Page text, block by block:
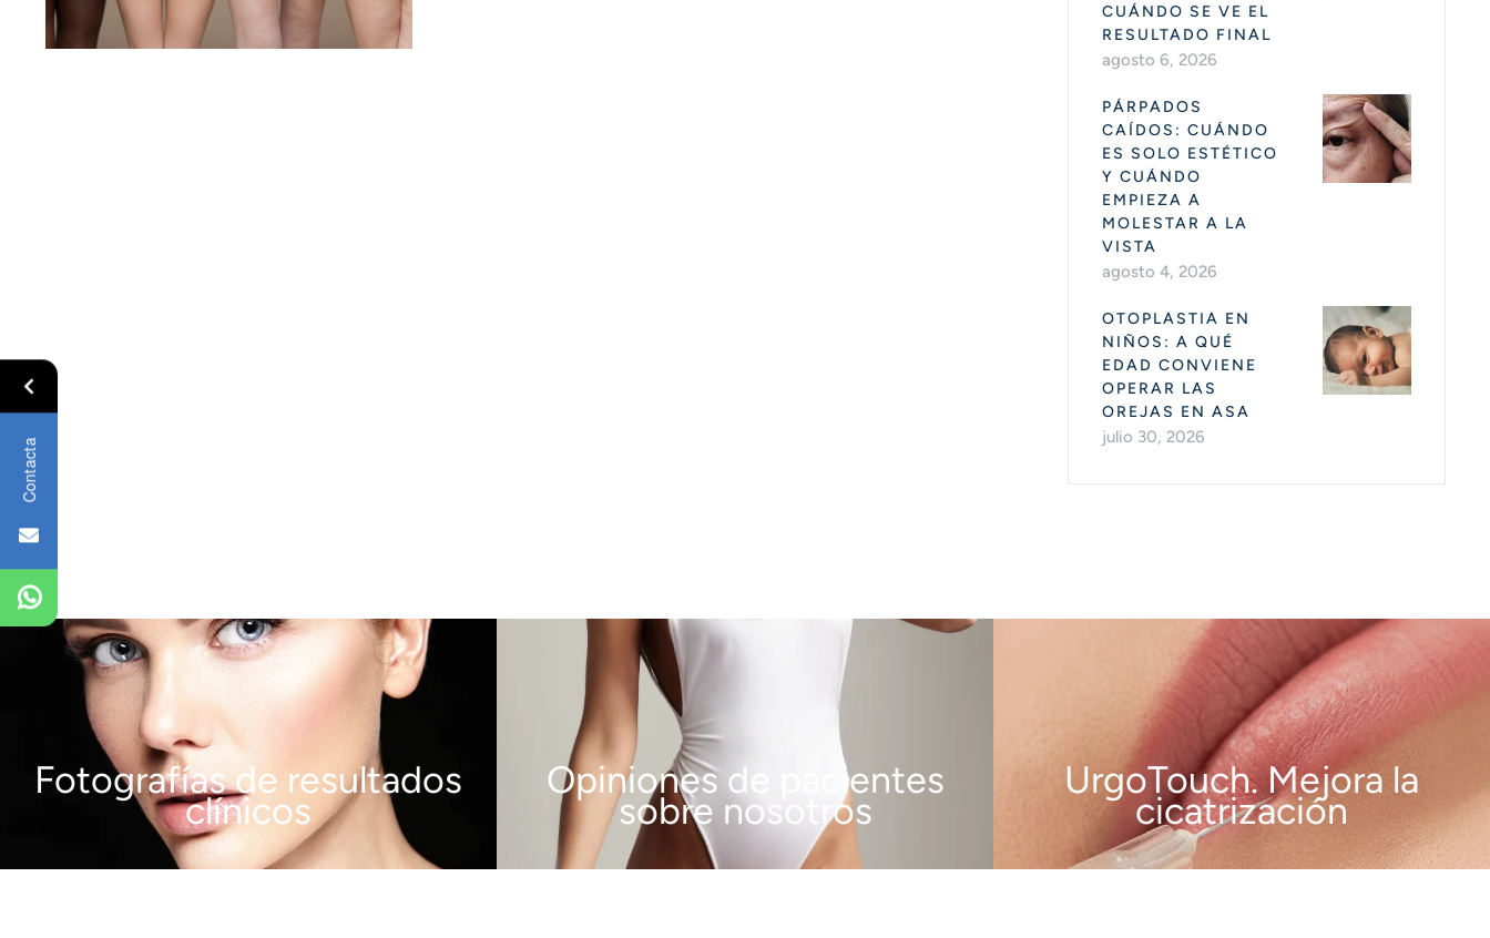
CUÁNDO SE VE EL
RESULTADO FINAL
agosto 6, 2026
PÁRPADOS
CAÍDOS: CUÁNDO
ES SOLO ESTÉTICO
Y CUÁNDO
EMPIEZA A
MOLESTAR A LA
VISTA
agosto 4, 2026
OTOPLASTIA EN
NIÑOS: A QUÉ
EDAD CONVIENE
OPERAR LAS
OREJAS EN ASA
julio 30, 2026
Contacta
Fotografías de resultados
clínicos
VER MÁS
Opiniones de pacientes
sobre nosotros
VER MÁS
UrgoTouch. Mejora la
cicatrización